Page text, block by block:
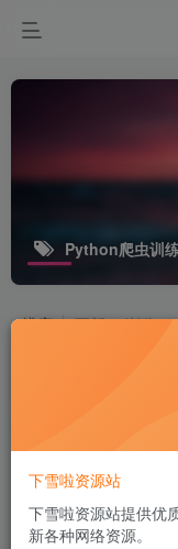
Python爬虫训
排序 更新 浏览
Python爬虫训练营 –
分布式架构全栈实战
下雪啦资源站
下雪啦资源站提供优
新各种网络资源。